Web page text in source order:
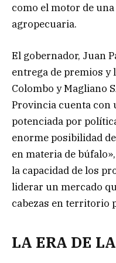
como el motor de
agropecuaria.
El gobernador, Juan
entrega de premios y
Colombo y Magliano
Provincia cuenta con
potenciada por
enorme posibilidad
en materia de
la capacidad de los
liderar un mercado
cabezas en territorio
LA ERA DE